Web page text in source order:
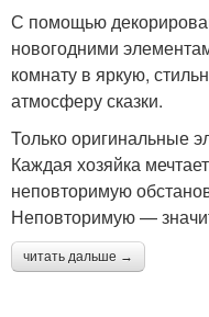
С помощью
новогодними
комнату в яркую,
атмосферу сказки.
Только оригинальные
Каждая хозяйка
неповторимую
Неповторимую —
читать дальше →